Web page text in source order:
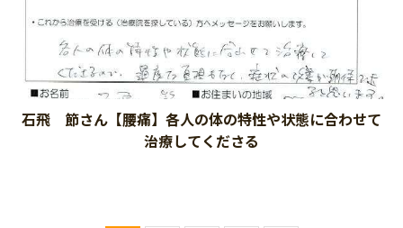
石飛 節さん【腰痛】各人の体の特性や状態に合わせて
治療してくださる